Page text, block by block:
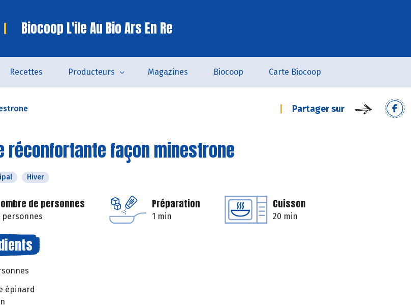
Biocoop L'ile Au Bio Ars En Re
Recettes Producteurs Magazines Biocoop Carte Biocoop
Partager sur
réconfortante façon minestrone
Hiver
de personnes
personnes
Préparation
1 min
Cuisson
20 min
épinard